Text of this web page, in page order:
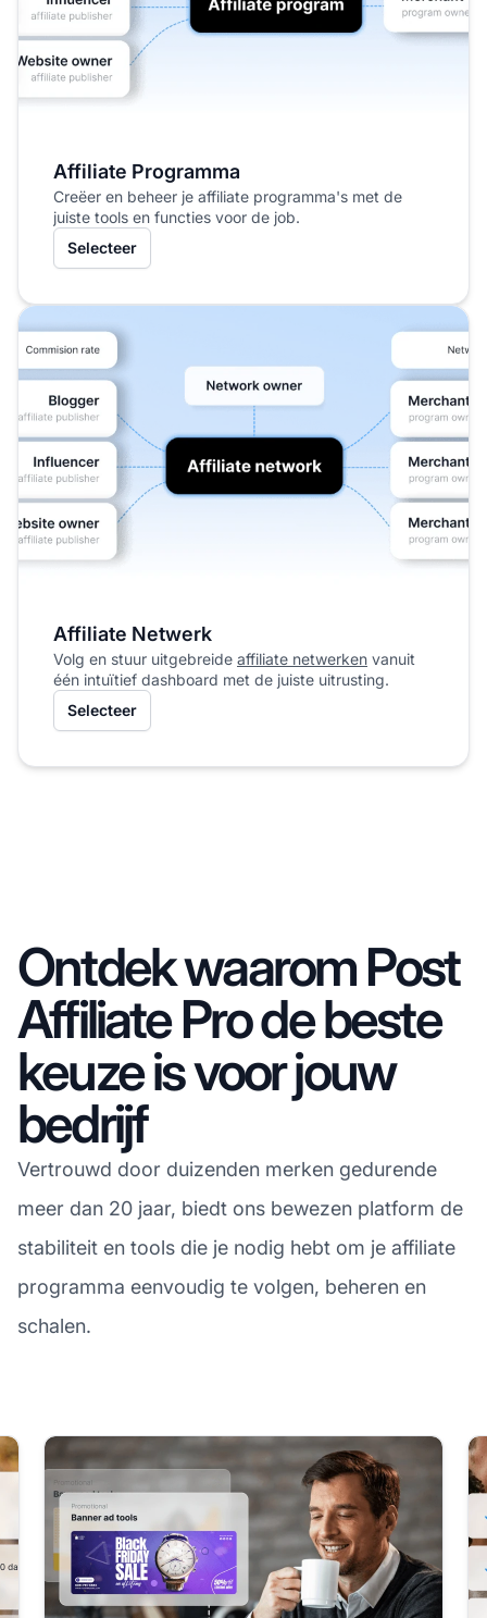
Affiliate Programma
Creëer en beheer je affiliate programma's met de
juiste tools en functies voor de job.
Selecteer
Affiliate Netwerk
Volg en stuur uitgebreide affiliate netwerken vanuit
één intuïtief dashboard met de juiste uitrusting.
Selecteer
Ontdek waarom Post
Affiliate Pro de beste
keuze is voor jouw
bedrijf
Vertrouwd door duizenden merken gedurende
meer dan 20 jaar, biedt ons bewezen platform de
stabiliteit en tools die je nodig hebt om je affiliate
programma eenvoudig te volgen, beheren en
schalen.